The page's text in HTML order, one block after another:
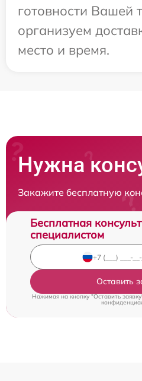
готовности Вашей
организуем
место и время.
Нужна
Закажите бесплатную
Бесплатная
специалистом
Оставить
Нажимая на кнопку "Оставить